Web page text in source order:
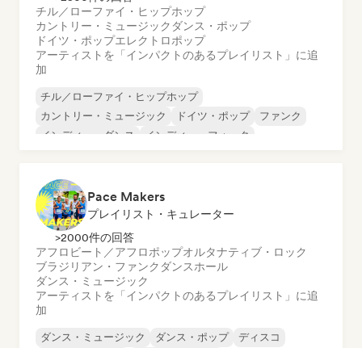
チル／ローファイ・ヒップホップ
カントリー・ミュージック ダンス・ポップ
ドイツ・ポップエレクトロポップ
アーティストを「インパクトのあるプレイリスト」に追
加
チル／ローファイ・ヒップホップ
カントリー・ミュージック
ドイツ・ポップ
ファンク
インディー・ダンス
インディー・フォーク
Pace Makers
プレイリスト・キュレーター
>2000件の回答
アフロビート／アフロポップオルタナティブ・ロック
ブラジリアン・ファンク ダンスホール
ダンス・ミュージック
アーティストを「インパクトのあるプレイリスト」に追
加
ダンス・ミュージック ダンス・ポップ ディスコ